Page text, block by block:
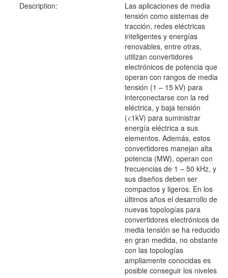
Description:
Las aplicaciones de media
tensión como sistemas de
tracción, redes eléctricas
inteligentes y energías
renovables, entre otras,
utilizan convertidores
electrónicos de potencia que
operan con rangos de media
tensión (1 – 15 kV) para
interconectarse con la red
eléctrica, y baja tensión
(<1kV) para suministrar
energía eléctrica a sus
elementos. Además, estos
convertidores manejan alta
potencia (MW), operan con
frecuencias de 1 – 50 kHz, y
sus diseños deben ser
compactos y ligeros. En los
últimos años el desarrollo de
nuevas topologías para
convertidores electrónicos de
media tensión se ha reducido
en gran medida, no obstante
con las topologías
ampliamente conocidas es
posible conseguir los niveles